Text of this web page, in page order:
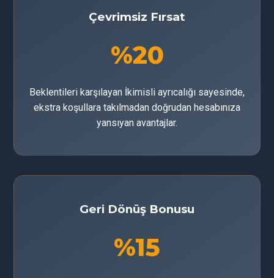
Çevrimsiz Fırsat
%20
Beklentileri karşılayan İkimisli ayrıcalığı sayesinde,
ekstra koşullara takılmadan doğrudan hesabınıza
yansıyan avantajlar.
Geri Dönüş Bonusu
%15